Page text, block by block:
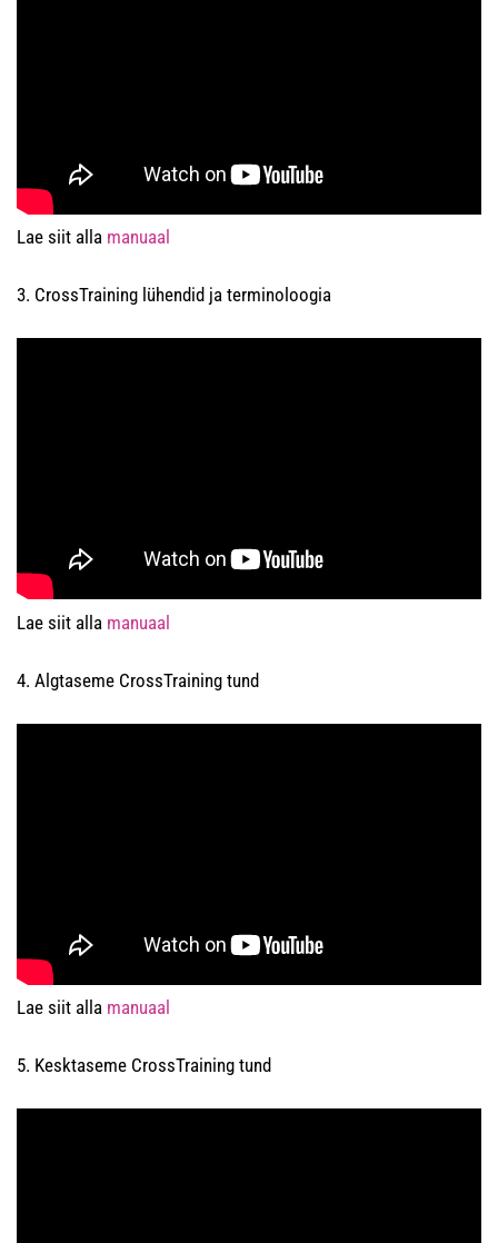
Lae siit alla manuaal
3. CrossTraining lühendid ja terminoloogia
Lae siit alla manuaal
4. Algtaseme CrossTraining tund
Lae siit alla manuaal
5. Kesktaseme CrossTraining tund